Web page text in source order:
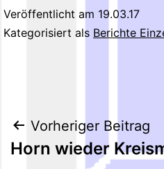
Veröffentlicht am 19.03.17
Kategorisiert als Berichte
Vorheriger Beitrag
Horn wieder